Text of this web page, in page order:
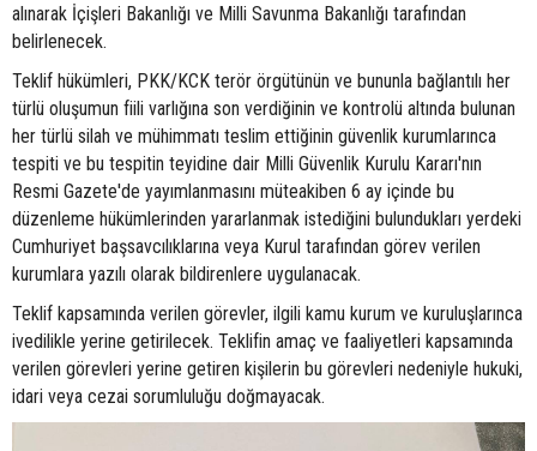
alınarak İçişleri Bakanlığı ve Milli Savunma Bakanlığı tarafından
belirlenecek.
Teklif hükümleri, PKK/KCK terör örgütünün ve bununla bağlantılı her
türlü oluşumun fiili varlığına son verdiğinin ve kontrolü altında bulunan
her türlü silah ve mühimmatı teslim ettiğinin güvenlik kurumlarınca
tespiti ve bu tespitin teyidine dair Milli Güvenlik Kurulu Kararı'nın
Resmi Gazete'de yayımlanmasını müteakiben 6 ay içinde bu
düzenleme hükümlerinden yararlanmak istediğini bulundukları yerdeki
Cumhuriyet başsavcılıklarına veya Kurul tarafından görev verilen
kurumlara yazılı olarak bildirenlere uygulanacak.
Teklif kapsamında verilen görevler, ilgili kamu kurum ve kuruluşlarınca
ivedilikle yerine getirilecek. Teklifin amaç ve faaliyetleri kapsamında
verilen görevleri yerine getiren kişilerin bu görevleri nedeniyle hukuki,
idari veya cezai sorumluluğu doğmayacak.